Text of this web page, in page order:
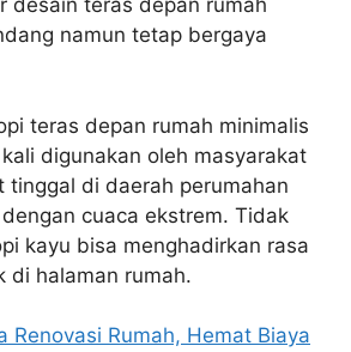
desain teras depan rumah
namun tetap bergaya
teras depan rumah minimalis
digunakan oleh masyarakat
tinggal di daerah perumahan
cuaca ekstrem. Tidak
kayu bisa menghadirkan rasa
di halaman rumah.
Renovasi Rumah, Hemat Biaya